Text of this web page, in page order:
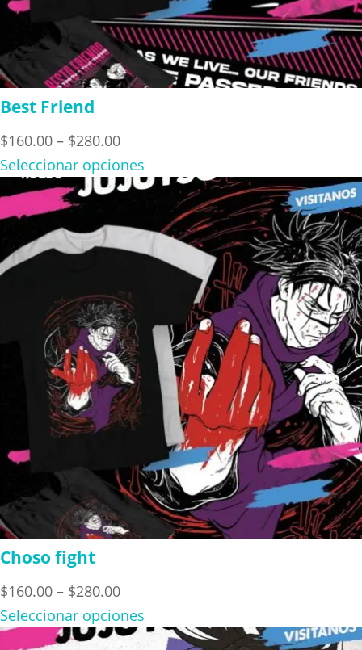
Best Friend
$160.00 – $280.00Price
range:
$160.00
$280.00
Seleccionar opciones
Choso fight
$160.00 – $280.00Price
range:
$160.00
Seleccionar opciones